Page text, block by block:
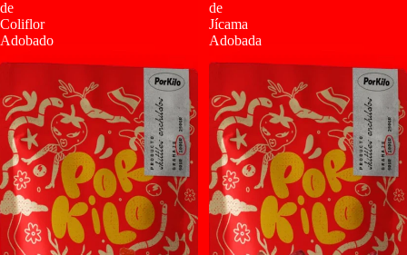
de
Coliflor
Adobado
de
Jícama
Adobada